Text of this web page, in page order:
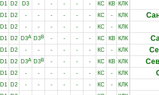
D1 D2 D3 - - - - - КС КВ КЛК
D1 D2 - - - - - - КС - КЛК
D1 D2 - - - - - - КС - КЛК
D1 D2 D3A D3B - - - - КС КВ КЛК
D1 D2 - - - - - - КС - КЛК
D1 D2 D3A D3B - - - - КС КВ КЛК
D1 D2 - - - - - - КС - КЛК
D1 D2 - - - - - - КС - КЛК